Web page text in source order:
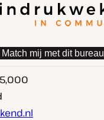
Match mij met dit bureau